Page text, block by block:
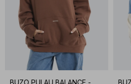
BUZO PULAU BALANCE -